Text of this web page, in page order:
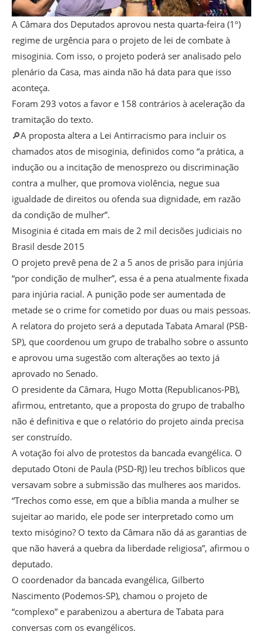
A Câmara dos Deputados aprovou nesta quarta-feira (1º)
regime de urgência para o projeto de lei de combate à
misoginia. Com isso, o projeto poderá ser analisado pelo
plenário da Casa, mas ainda não há data para que isso
aconteça.
Foram 293 votos a favor e 158 contrários à aceleração da
tramitação do texto.
🔎A proposta altera a Lei Antirracismo para incluir os
chamados atos de misoginia, definidos como “a prática, a
indução ou a incitação de menosprezo ou discriminação
contra a mulher, que promova violência, negue sua
igualdade de direitos ou ofenda sua dignidade, em razão
da condição de mulher”.
Misoginia é citada em mais de 2 mil decisões judiciais no
Brasil desde 2015
O projeto prevê pena de 2 a 5 anos de prisão para injúria
“por condição de mulher”, essa é a pena atualmente fixada
para injúria racial. A punição pode ser aumentada de
metade se o crime for cometido por duas ou mais pessoas.
A relatora do projeto será a deputada Tabata Amaral (PSB-
SP), que coordenou um grupo de trabalho sobre o assunto
e aprovou uma sugestão com alterações ao texto já
aprovado no Senado.
O presidente da Câmara, Hugo Motta (Republicanos-PB),
afirmou, entretanto, que a proposta do grupo de trabalho
não é definitiva e que o relatório do projeto ainda precisa
ser construído.
A votação foi alvo de protestos da bancada evangélica. O
deputado Otoni de Paula (PSD-RJ) leu trechos bíblicos que
versavam sobre a submissão das mulheres aos maridos.
“Trechos como esse, em que a bíblia manda a mulher se
sujeitar ao marido, ele pode ser interpretado como um
texto misógino? O texto da Câmara não dá as garantias de
que não haverá a quebra da liberdade religiosa”, afirmou o
deputado.
O coordenador da bancada evangélica, Gilberto
Nascimento (Podemos-SP), chamou o projeto de
“complexo” e parabenizou a abertura de Tabata para
conversas com os evangélicos.